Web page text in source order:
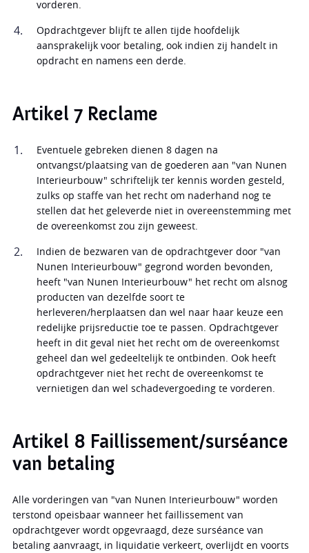
vorderen.
Opdrachtgever blijft te allen tijde hoofdelijk
aansprakelijk voor betaling, ook indien zij handelt in
opdracht en namens een derde.
Artikel 7 Reclame
Eventuele gebreken dienen 8 dagen na
ontvangst/plaatsing van de goederen aan "van Nunen
Interieurbouw" schriftelijk ter kennis worden gesteld,
zulks op staffe van het recht om naderhand nog te
stellen dat het geleverde niet in overeenstemming met
de overeenkomst zou zijn geweest.
Indien de bezwaren van de opdrachtgever door "van
Nunen Interieurbouw" gegrond worden bevonden,
heeft "van Nunen Interieurbouw" het recht om alsnog
producten van dezelfde soort te
herleveren/herplaatsen dan wel naar haar keuze een
redelijke prijsreductie toe te passen. Opdrachtgever
heeft in dit geval niet het recht om de overeenkomst
geheel dan wel gedeeltelijk te ontbinden. Ook heeft
opdrachtgever niet het recht de overeenkomst te
vernietigen dan wel schadevergoeding te vorderen.
Artikel 8 Faillissement/surséance
van betaling
Alle vorderingen van "van Nunen Interieurbouw" worden
terstond opeisbaar wanneer het faillissement van
opdrachtgever wordt opgevraagd, deze surséance van
betaling aanvraagt, in liquidatie verkeert, overlijdt en voorts